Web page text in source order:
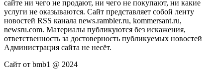
сайте ни чего не продают, ни чего не покупают, ни какие
услуги не оказываются. Сайт представляет собой ленту
новостей RSS канала news.rambler.ru, kommersant.ru,
newsru.com. Материалы публикуются без искажения,
ответственность за достоверность публикуемых новостей
Администрация сайта не несёт.
Сайт от bmb1 @ 2024